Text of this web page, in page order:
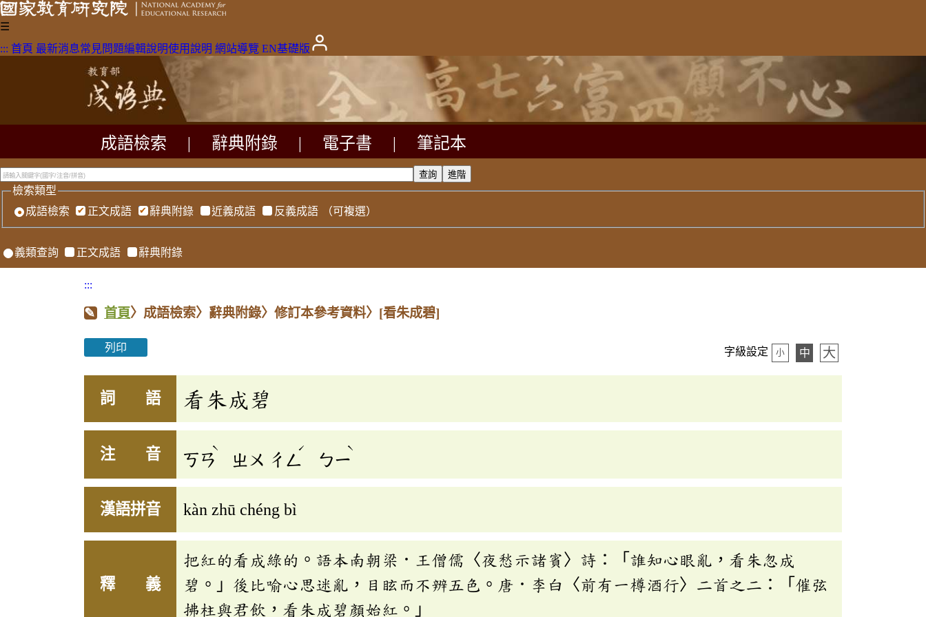
☰
::: 首頁 最新消息常見問題編輯說明使用說明 網站導覽 EN基礎版
成語檢索 辭典附錄 電子書 筆記本
檢索類型
成語檢索
正文成語 辭典附錄 近義成語 反義成語 （可複選）
義類查詢 正文成語 辭典附錄
:::
首頁〉成語檢索〉辭典附錄〉修訂本參考資料〉 [看朱成碧]
列印 字級設定 小 中 大
詞 語 看朱成碧
注 音 ㄎㄢ
ˋ
ㄓㄨ ㄔㄥ
ˊ
ㄅㄧ
ˋ
漢語拼音 kàn zhū chéng bì
釋 義
把紅的看成綠的。語本南朝梁．王僧儒〈夜愁示諸賓〉詩：「誰知心眼亂，看朱忽成
碧。」後比喻心思迷亂，目眩而不辨五色。唐．李白〈前有一樽酒行〉二首之二：「催弦
拂柱與君飲，看朱成碧顏始紅。」